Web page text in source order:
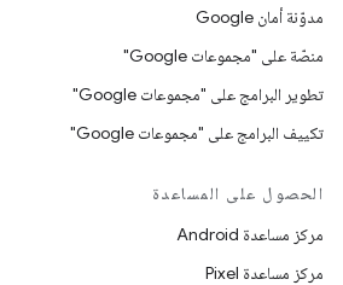
مدوّنة أمان Google
منصّة على "مجموعات Google"
تطوير البرامج على "مجموعات Google"
تكييف البرامج على "مجموعات Google"
الحصول على المساعدة
مركز مساعدة Android
مركز مساعدة Pixel